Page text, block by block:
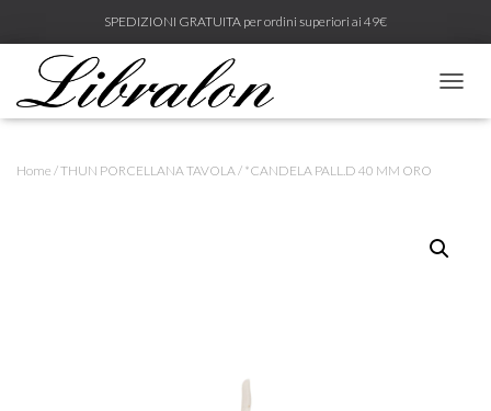
SPEDIZIONI GRATUITA per ordini superiori ai 49€
A
Home /THUN PORCELLANA TAVOLA/ *CANDELA PALL.D 40 MM ORO